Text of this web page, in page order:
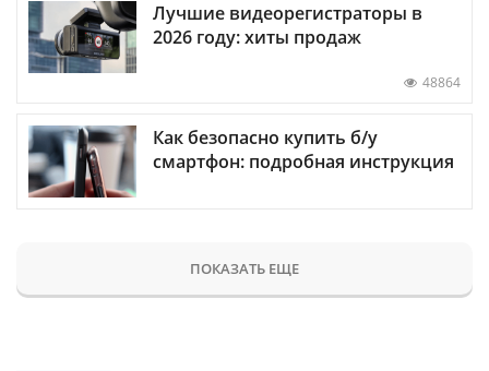
Лучшие видеорегистраторы в
2026 году: хиты продаж
48864
Как безопасно купить б/у
смартфон: подробная инструкция
ПОКАЗАТЬ ЕЩЕ